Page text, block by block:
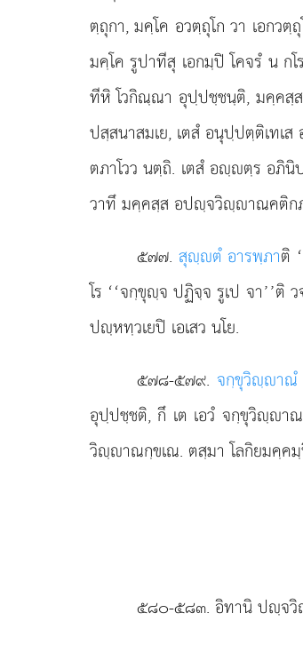
ตฺถุกา, มคฺโค อวตฺถุโก วา เอกว
มคฺโค รูปาทีสุ เอกมฺปิ โคจรํ น ก
ทีหิ โวกิณฺณา อุปฺปชฺชนฺติ, มคฺคสฺส
ปสฺสนาสมเย, เตสํ อนุปฺปตฺติเท
ตภาโวว นตฺถิ. เตสํ อฺตฺร อภิ
วาทึ มคฺคสฺส อปฺจวิฺาณคติก
๕๗๗. สุฺตํ อารพฺภาติ
โร ‘‘จกฺขุฺจ ปฏิจฺจ รูเป จา’’
ปฺหทฺวเยปิ เอเสว นโย.
๕๗๘-๕๗๙. จกฺขุวิฺาณํ
อุปฺปชฺชติ, กึ เต เอวํ จกฺขุวิฺา
วิฺาณกฺขเณ. ตสฺมา โลกิยมคฺค
๕๘๐-๕๘๓. อิทานิ ปฺจวิ